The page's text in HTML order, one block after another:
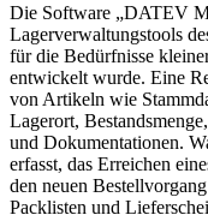
Die Software „DATEV
Lagerverwaltungstools
für die Bedürfnisse
entwickelt wurde. Eine
von Artikeln wie
Lagerort,
und Dokumentationen.
erfasst, das Erreichen
den neuen
Packlisten und